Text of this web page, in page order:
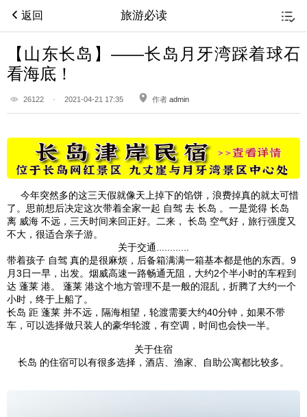
返回 旅游必读
【山东长岛】——长岛月牙湾踩着球石
看海底！
26122 · 2021-04-21 17:35 作者 admin
今年突然多的这三天假就像天上掉下的馅饼，浪费掉真的就太可惜
了。思前想后决定这次带着全家一起 自驾 去 长岛 。一是觉得 长岛
离 威海 不远，三天时间来回正好。二来， 长岛 空气好，旅行强度又
不大，很适合亲子游。
关于交通............
带着孩子 自驾 真的是很麻烦，后备箱满满一箱基本都是他的东西。9
月3日一早，出发。烟威高速一路畅通无阻，大约2个半小时的车程到
达 蓬莱 港。 蓬莱 港这个地方管理不是一般的混乱，折腾了大约一个
小时，终于上船了。
长岛 距 蓬莱 并不远，隔海相望，轮渡需要大约40分钟，如果不带
车，可以选择做只装人的豪华轮渡，有空调，时间也会快一半。
关于住宿
长岛 的住宿可以有很多选择，酒店、渔家、自助公寓都比较多。